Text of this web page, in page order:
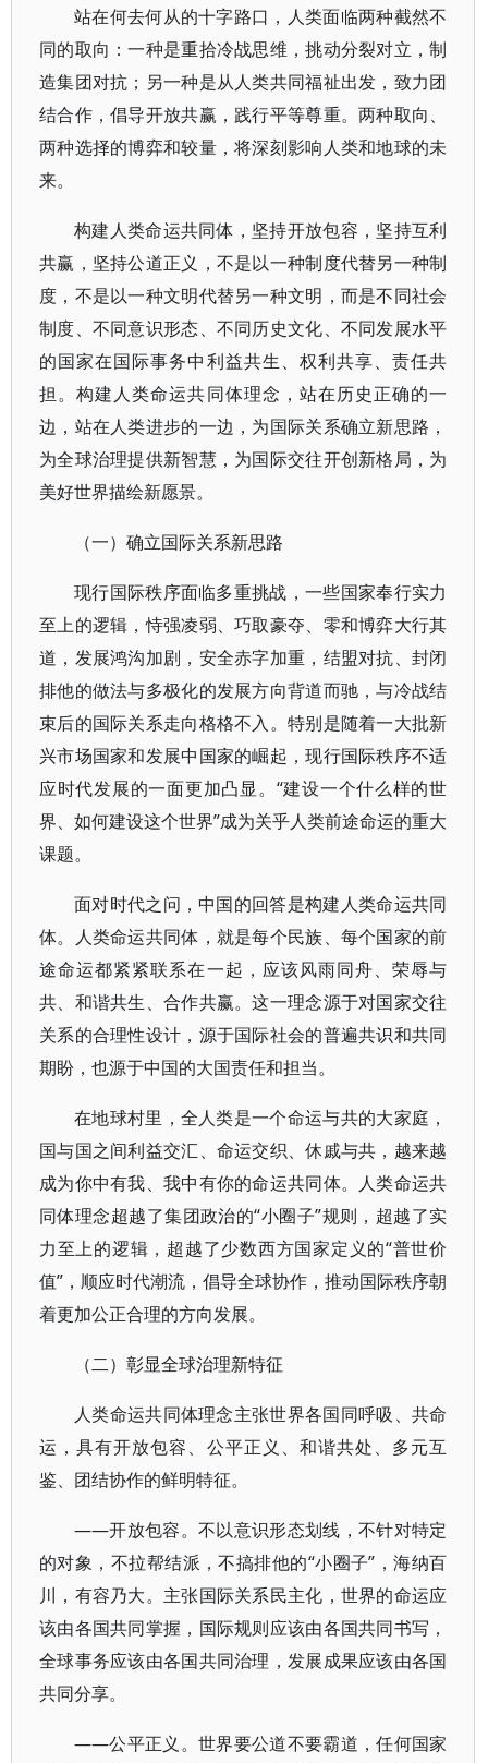
站在何去何从的十字路口，人类面临两种截然不
同的取向：一种是重拾冷战思维，挑动分裂对立，制
造集团对抗；另一种是从人类共同福祉出发，致力团
结合作，倡导开放共赢，践行平等尊重。两种取向、
两种选择的博弈和较量，将深刻影响人类和地球的未
来。
构建人类命运共同体，坚持开放包容，坚持互利
共赢，坚持公道正义，不是以一种制度代替另一种制
度，不是以一种文明代替另一种文明，而是不同社会
制度、不同意识形态、不同历史文化、不同发展水平
的国家在国际事务中利益共生、权利共享、责任共
担。构建人类命运共同体理念，站在历史正确的一
边，站在人类进步的一边，为国际关系确立新思路，
为全球治理提供新智慧，为国际交往开创新格局，为
美好世界描绘新愿景。
（一）确立国际关系新思路
现行国际秩序面临多重挑战，一些国家奉行实力
至上的逻辑，恃强凌弱、巧取豪夺、零和博弈大行其
道，发展鸿沟加剧，安全赤字加重，结盟对抗、封闭
排他的做法与多极化的发展方向背道而驰，与冷战结
束后的国际关系走向格格不入。特别是随着一大批新
兴市场国家和发展中国家的崛起，现行国际秩序不适
应时代发展的一面更加凸显。“建设一个什么样的世
界、如何建设这个世界”成为关乎人类前途命运的重大
课题。
面对时代之问，中国的回答是构建人类命运共同
体。人类命运共同体，就是每个民族、每个国家的前
途命运都紧紧联系在一起，应该风雨同舟、荣辱与
共、和谐共生、合作共赢。这一理念源于对国家交往
关系的合理性设计，源于国际社会的普遍共识和共同
期盼，也源于中国的大国责任和担当。
在地球村里，全人类是一个命运与共的大家庭，
国与国之间利益交汇、命运交织、休戚与共，越来越
成为你中有我、我中有你的命运共同体。人类命运共
同体理念超越了集团政治的“小圈子”规则，超越了实
力至上的逻辑，超越了少数西方国家定义的“普世价
值”，顺应时代潮流，倡导全球协作，推动国际秩序朝
着更加公正合理的方向发展。
（二）彰显全球治理新特征
人类命运共同体理念主张世界各国同呼吸、共命
运，具有开放包容、公平正义、和谐共处、多元互
鉴、团结协作的鲜明特征。
——开放包容。不以意识形态划线，不针对特定
的对象，不拉帮结派，不搞排他的“小圈子”，海纳百
川，有容乃大。主张国际关系民主化，世界的命运应
该由各国共同掌握，国际规则应该由各国共同书写，
全球事务应该由各国共同治理，发展成果应该由各国
共同分享。
——公平正义。世界要公道不要霸道，任何国家